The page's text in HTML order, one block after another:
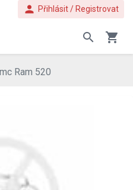
person Přihlásit / Registrovat
search shopping_cart
Ram 520